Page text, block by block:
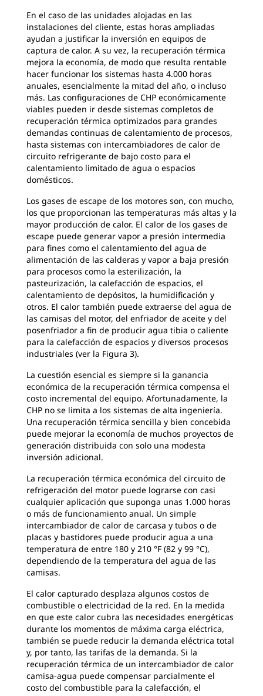
En el caso de las unidades alojadas en las
instalaciones del cliente, estas horas ampliadas
ayudan a justificar la inversión en equipos de
captura de calor. A su vez, la recuperación térmica
mejora la economía, de modo que resulta rentable
hacer funcionar los sistemas hasta 4.000 horas
anuales, esencialmente la mitad del año, o incluso
más. Las configuraciones de CHP económicamente
viables pueden ir desde sistemas completos de
recuperación térmica optimizados para grandes
demandas continuas de calentamiento de procesos,
hasta sistemas con intercambiadores de calor de
circuito refrigerante de bajo costo para el
calentamiento limitado de agua o espacios
domésticos.
Los gases de escape de los motores son, con mucho,
los que proporcionan las temperaturas más altas y la
mayor producción de calor. El calor de los gases de
escape puede generar vapor a presión intermedia
para fines como el calentamiento del agua de
alimentación de las calderas y vapor a baja presión
para procesos como la esterilización, la
pasteurización, la calefacción de espacios, el
calentamiento de depósitos, la humidificación y
otros. El calor también puede extraerse del agua de
las camisas del motor, del enfriador de aceite y del
posenfriador a fin de producir agua tibia o caliente
para la calefacción de espacios y diversos procesos
industriales (ver la Figura 3).
La cuestión esencial es siempre si la ganancia
económica de la recuperación térmica compensa el
costo incremental del equipo. Afortunadamente, la
CHP no se limita a los sistemas de alta ingeniería.
Una recuperación térmica sencilla y bien concebida
puede mejorar la economía de muchos proyectos de
generación distribuida con solo una modesta
inversión adicional.
La recuperación térmica económica del circuito de
refrigeración del motor puede lograrse con casi
cualquier aplicación que suponga unas 1.000 horas
o más de funcionamiento anual. Un simple
intercambiador de calor de carcasa y tubos o de
placas y bastidores puede producir agua a una
temperatura de entre 180 y 210 °F (82 y 99 °C),
dependiendo de la temperatura del agua de las
camisas.
El calor capturado desplaza algunos costos de
combustible o electricidad de la red. En la medida
en que este calor cubra las necesidades energéticas
durante los momentos de máxima carga eléctrica,
también se puede reducir la demanda eléctrica total
y, por tanto, las tarifas de la demanda. Si la
recuperación térmica de un intercambiador de calor
camisa-agua puede compensar parcialmente el
costo del combustible para la calefacción, el